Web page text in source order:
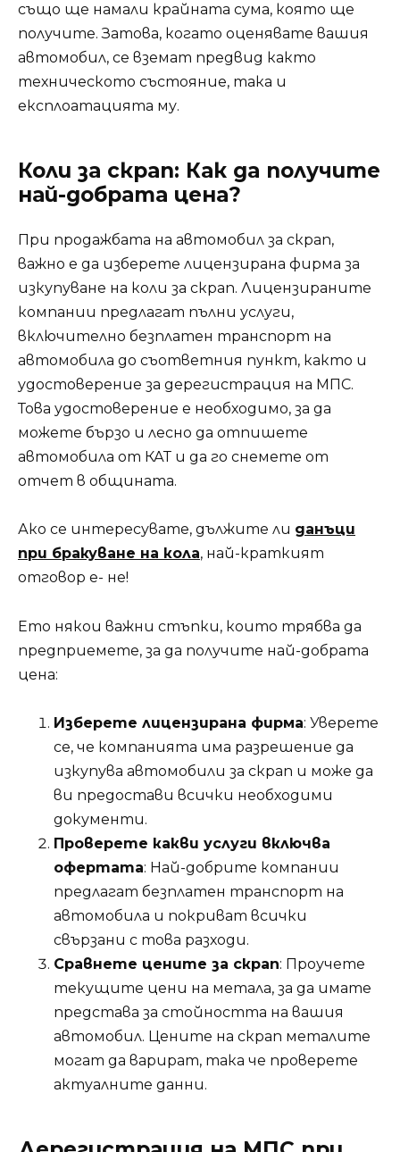
също ще намали крайната сума, която ще
получите. Затова, когато оценявате вашия
автомобил, се вземат предвид както
техническото състояние, така и
експлоатацията му.
Коли за скрап: Как да получите
най-добрата цена?
При продажбата на автомобил за скрап,
важно е да изберете лицензирана фирма за
изкупуване на коли за скрап. Лицензираните
компании предлагат пълни услуги,
включително безплатен транспорт на
автомобила до съответния пункт, както и
удостоверение за дерегистрация на МПС.
Това удостоверение е необходимо, за да
можете бързо и лесно да отпишете
автомобила от КАТ и да го снемете от
отчет в общината.
Ако се интересувате, дължите ли данъци
при бракуване на кола, най-краткият
отговор е- не!
Ето някои важни стъпки, които трябва да
предприемете, за да получите най-добрата
цена:
Изберете лицензирана фирма: Уверете
се, че компанията има разрешение да
изкупува автомобили за скрап и може да
ви предостави всички необходими
документи.
Проверете какви услуги включва
офертата: Най-добрите компании
предлагат безплатен транспорт на
автомобила и покриват всички
свързани с това разходи.
Сравнете цените за скрап: Проучете
текущите цени на метала, за да имате
представа за стойността на вашия
автомобил. Цените на скрап металите
могат да варират, така че проверете
актуалните данни.